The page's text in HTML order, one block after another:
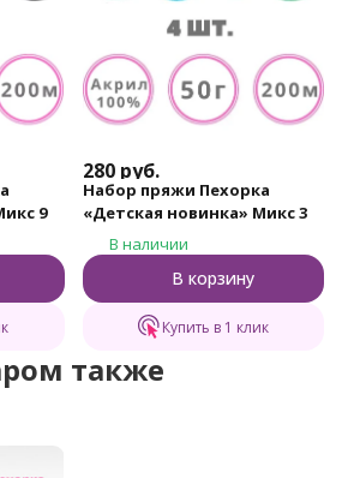
9
280 руб.
Набор пряжи Пехорка
«Детская новинка» Микс 3
В наличии
В корзину
Купить в 1 клик
также